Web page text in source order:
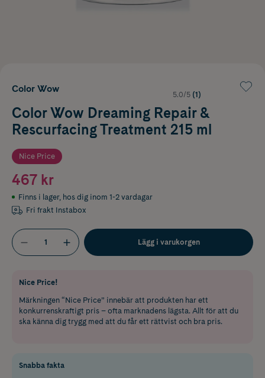
Color Wow
5.0/5 (1)
Color Wow Dreaming Repair &
Rescurfacing Treatment 215 ml
Nice Price
467 kr
Finns i lager, hos dig inom 1-2 vardagar
Fri frakt Instabox
Lägg i varukorgen
Nice Price!
Märkningen “Nice Price” innebär att produkten har ett
konkurrenskraftigt pris – ofta marknadens lägsta. Allt för att du
ska känna dig trygg med att du får ett rättvist och bra pris.
Snabba fakta